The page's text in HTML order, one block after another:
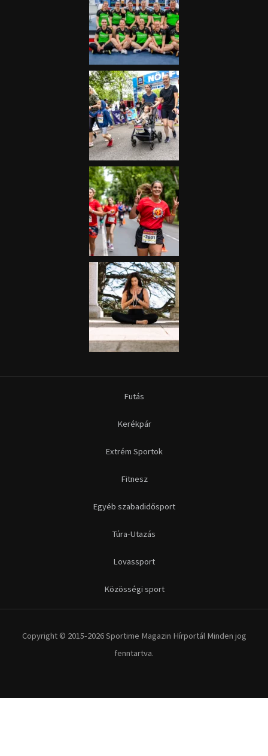
Futás
Kerékpár
Extrém Sportok
Fitnesz
Egyéb szabadidősport
Túra-Utazás
Lovassport
Közösségi sport
Copyright © 2015-2026 Sportime Magazin Hírportál Minden jog
fenntartva.